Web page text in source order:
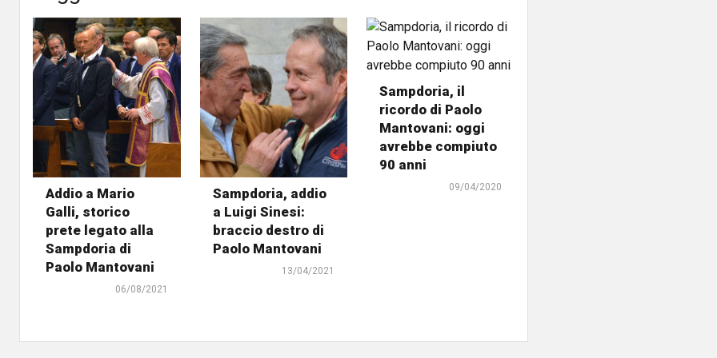
Addio a Mario
Galli, storico
prete legato alla
Sampdoria di
Paolo Mantovani
06/08/2021
Sampdoria, addio
a Luigi Sinesi:
braccio destro di
Paolo Mantovani
13/04/2021
Sampdoria, il
ricordo di Paolo
Mantovani: oggi
avrebbe compiuto
90 anni
09/04/2020